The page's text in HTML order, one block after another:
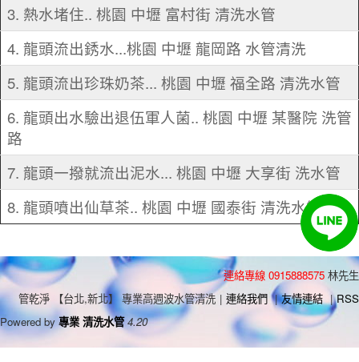
3. 熱水堵住.. 桃園 中壢 富村街 清洗水管
4. 龍頭流出銹水...桃園 中壢 龍岡路 水管清洗
5. 龍頭流出珍珠奶茶... 桃園 中壢 福全路 清洗水管
6. 龍頭出水驗出退伍軍人菌.. 桃園 中壢 某醫院 洗管
路
7. 龍頭一撥就流出泥水... 桃園 中壢 大享街 洗水管
8. 龍頭噴出仙草茶.. 桃園 中壢 國泰街 清洗水管
連絡專線 0915888575 林先生
管乾淨 【台北,新北】 專業高週波水管清洗 | 連絡我們 | 友情連結 | RSS
Powered by 專業 清洗水管 4.20